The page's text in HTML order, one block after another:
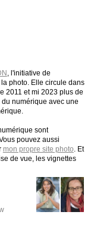
, l'initiative de
photo. Elle circule dans
2011 et mi 2023 plus de
numérique avec une
sont
pouvez aussi
mon propre site photo . Et
de vue, les vignettes